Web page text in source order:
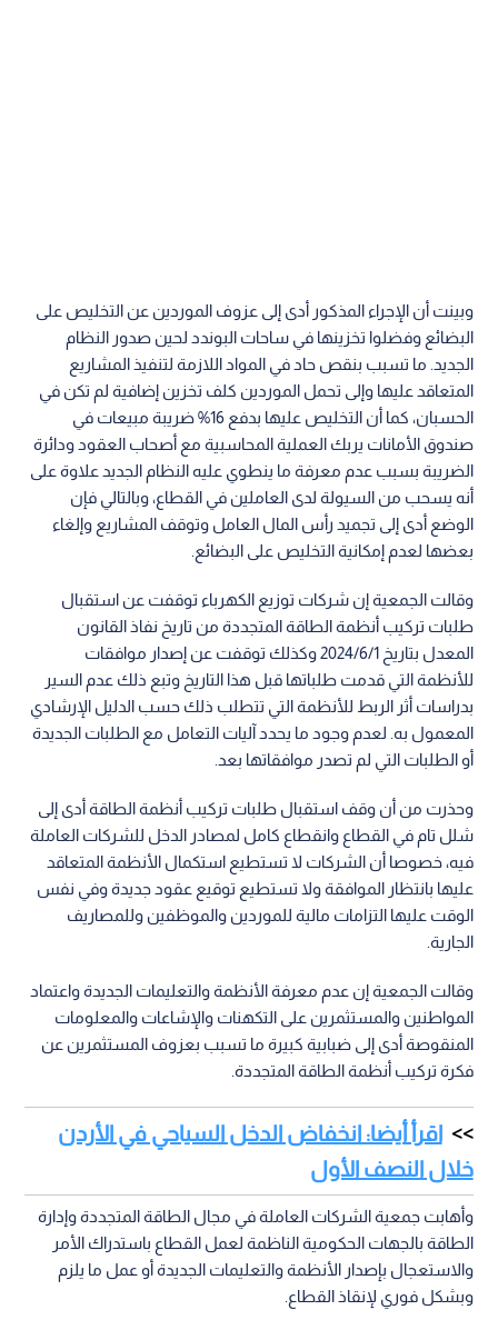
وبينت أن الإجراء المذكور أدى إلى عزوف الموردين عن التخليص على
البضائع وفضلوا تخزينها في ساحات البوندد لحين صدور النظام
الجديد. ما تسبب بنقص حاد في المواد اللازمة لتنفيذ المشاريع
المتعاقد عليها وإلى تحمل الموردين كلف تخزين إضافية لم تكن في
الحسبان، كما أن التخليص عليها بدفع 16% ضريبة مبيعات في
صندوق الأمانات يربك العملية المحاسبية مع أصحاب العقود ودائرة
الضريبة بسبب عدم معرفة ما ينطوي عليه النظام الجديد علاوة على
أنه يسحب من السيولة لدى العاملين في القطاع، وبالتالي فإن
الوضع أدى إلى تجميد رأس المال العامل وتوقف المشاريع وإلغاء
بعضها لعدم إمكانية التخليص على البضائع.
وقالت الجمعية إن شركات توزيع الكهرباء توقفت عن استقبال
طلبات تركيب أنظمة الطاقة المتجددة من تاريخ نفاذ القانون
المعدل بتاريخ 2024/6/1 وكذلك توقفت عن إصدار موافقات
للأنظمة التي قدمت طلباتها قبل هذا التاريخ وتبع ذلك عدم السير
بدراسات أثر الربط للأنظمة التي تتطلب ذلك حسب الدليل الإرشادي
المعمول به. لعدم وجود ما يحدد آليات التعامل مع الطلبات الجديدة
أو الطلبات التي لم تصدر موافقاتها بعد.
وحذرت من أن وقف استقبال طلبات تركيب أنظمة الطاقة أدى إلى
شلل تام في القطاع وانقطاع كامل لمصادر الدخل للشركات العاملة
فيه، خصوصا أن الشركات لا تستطيع استكمال الأنظمة المتعاقد
عليها بانتظار الموافقة ولا تستطيع توقيع عقود جديدة وفي نفس
الوقت عليها التزامات مالية للموردين والموظفين وللمصاريف
الجارية.
وقالت الجمعية إن عدم معرفة الأنظمة والتعليمات الجديدة واعتماد
المواطنين والمستثمرين على التكهنات والإشاعات والمعلومات
المنقوصة أدى إلى ضبابية كبيرة ما تسبب بعزوف المستثمرين عن
فكرة تركيب أنظمة الطاقة المتجددة.
اقرأ أيضا: انخفاض الدخل السياحي في الأردن
خلال النصف الأول
وأهابت جمعية الشركات العاملة في مجال الطاقة المتجددة وإدارة
الطاقة بالجهات الحكومية الناظمة لعمل القطاع باستدراك الأمر
والاستعجال بإصدار الأنظمة والتعليمات الجديدة أو عمل ما يلزم
وبشكل فوري لإنقاذ القطاع.